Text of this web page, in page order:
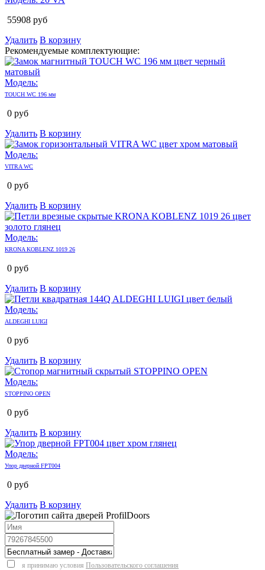
55908 руб
Удалить В корзину
Рекомендуемые комплектующие:
Модель:
TOUCH WC 196 мм
0 руб
Удалить В корзину
Модель:
VITRA WC
0 руб
Удалить В корзину
Модель:
KRONA KOBLENZ 1019 26
0 руб
Удалить В корзину
Модель:
ALDEGHI LUIGI
0 руб
Удалить В корзину
Модель:
STOPPINO OPEN
0 руб
Удалить В корзину
Модель:
Упор дверной FPT004
0 руб
Удалить В корзину
я принимаю условия Пользовательского соглашения